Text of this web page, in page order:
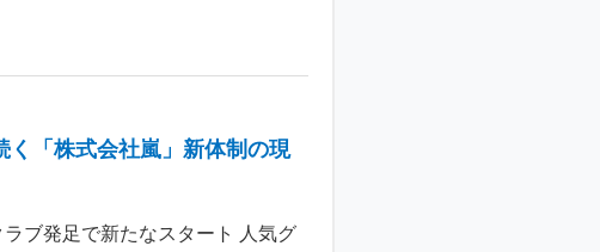
「株式会社嵐」新体制の現
ブ発足で新たなスタート 人気グ